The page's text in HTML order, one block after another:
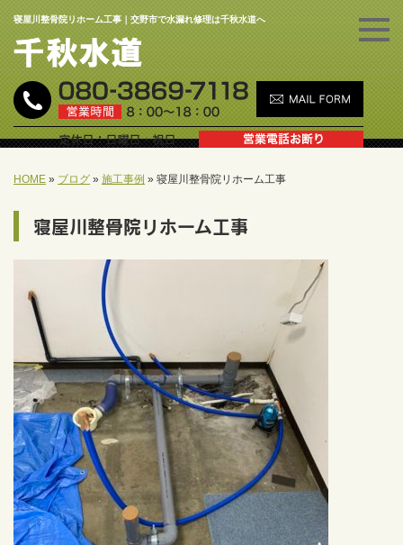
寝屋川整骨院リホーム工事｜交野市で水漏れ修理は千秋水道へ
HOME » ブログ » 施工事例 » 寝屋川整骨院リホーム工事
寝屋川整骨院リホーム工事